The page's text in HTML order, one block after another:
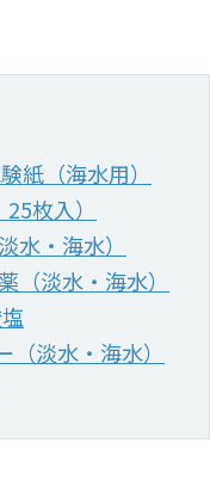
紙（海水用）
枚入）
水・海水）
（淡水・海水）
淡水・海水）